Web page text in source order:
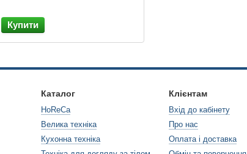
Купити
Каталог
HoReCa
Велика техніка
Кухонна техніка
Клієнтам
Вхід до кабінету
Про нас
Оплата і доставка